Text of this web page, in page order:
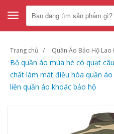
Toggle
navigation
Trang chủ Quần Áo Bảo Hộ Lao
Bộ quần áo mùa hè có quạt
chất làm mát điều hòa quần
liền quần áo khoác bảo hộ